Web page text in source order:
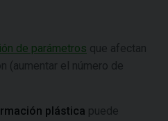
de parámetros que afectan
(aumentar el número de
plástica puede